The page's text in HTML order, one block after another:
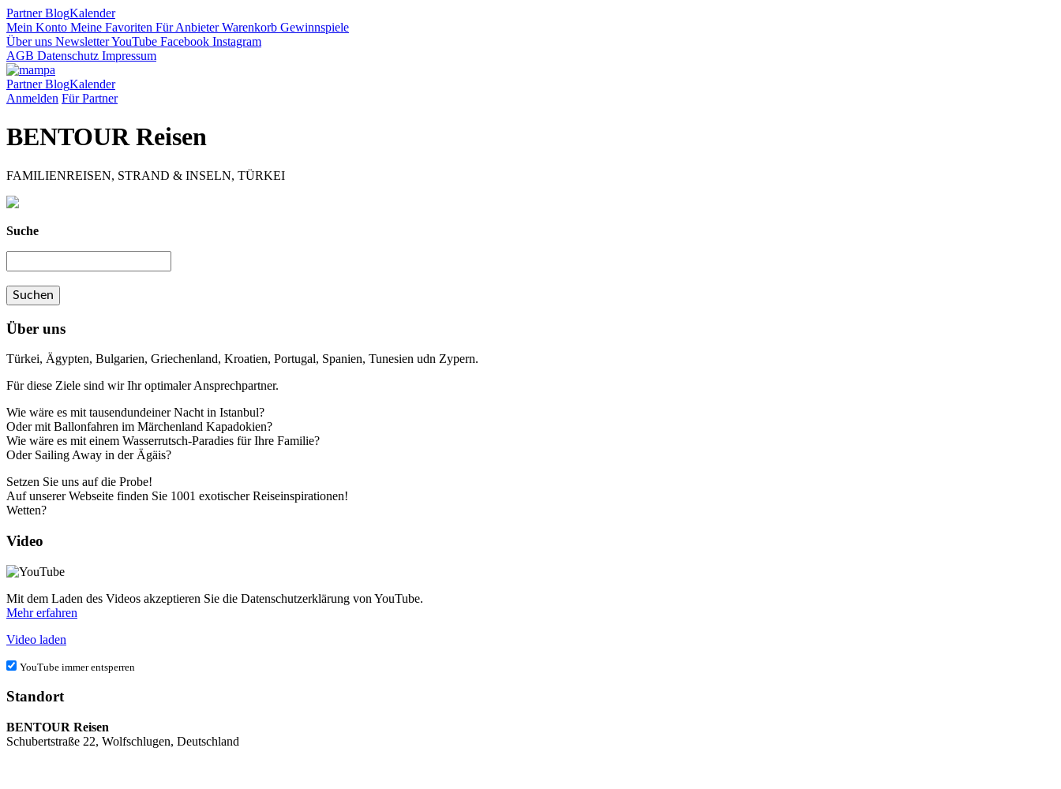
PartnerBlogKalender
Mein Konto Meine Favoriten Für AnbieterWarenkorb Gewinnspiele
Über uns NewsletterYouTube Facebook Instagram
AGB Datenschutz Impressum
PartnerBlogKalender
Anmelden Für Partner
BENTOUR Reisen
FAMILIENREISEN, STRAND & INSELN, TÜRKEI
Suche
Über uns
Türkei, Ägypten, Bulgarien, Griechenland, Kroatien, Portugal, Spanien, Tunesien udn Zypern.
Für diese Ziele sind wir Ihr optimaler Ansprechpartner.
Wie wäre es mit tausendundeiner Nacht in Istanbul?
Oder mit Ballonfahren im Märchenland Kapadokien?
Wie wäre es mit einem Wasserrutsch-Paradies für Ihre Familie?
Oder Sailing Away in der Ägäis?
Setzen Sie uns auf die Probe!
Auf unserer Webseite finden Sie 1001 exotischer Reiseinspirationen!
Wetten?
Video
Mit dem Laden des Videos akzeptieren Sie die Datenschutzerklärung von YouTube.
Mehr erfahren
Video laden
YouTube immer entsperren
Standort
BENTOUR Reisen
Schubertstraße 22, Wolfschlugen, Deutschland